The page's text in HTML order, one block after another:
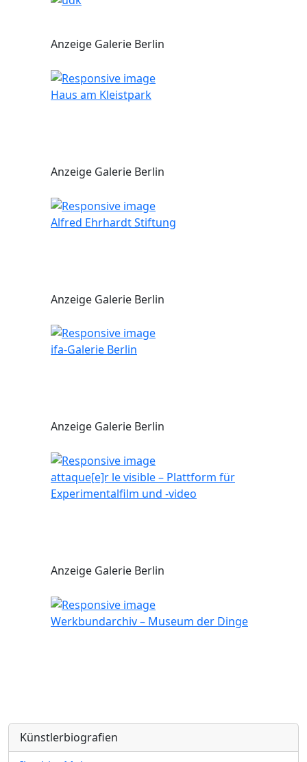
Anzeige Galerie Berlin
Haus am Kleistpark
Anzeige Galerie Berlin
Alfred Ehrhardt Stiftung
Anzeige Galerie Berlin
ifa-Galerie Berlin
Anzeige Galerie Berlin
attaque[e]r le visible – Plattform für
Experimentalfilm und -video
Anzeige Galerie Berlin
Werkbundarchiv – Museum der Dinge
Künstlerbiografien